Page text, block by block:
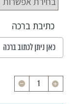
כתיבת ברכה
כמות